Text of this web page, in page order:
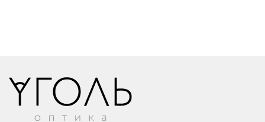
Стоимость указана за две линзы вместе с
изготовлением.